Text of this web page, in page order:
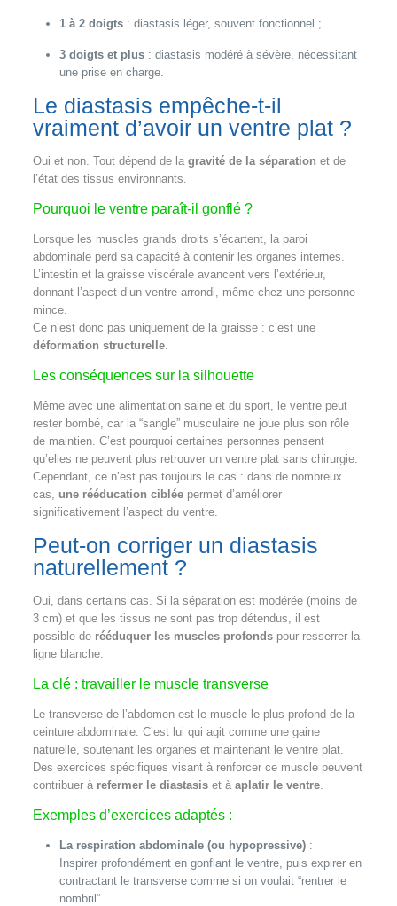
1 à 2 doigts: diastasis léger, souvent fonctionnel ;
3 doigts et plus: diastasis modéré à sévère, nécessitant
une prise en charge.
Le diastasis empêche-t-il
vraiment d’avoir un ventre plat ?
Oui et non. Tout dépend de la gravité de la séparation et de
l’état des tissus environnants.
Pourquoi le ventre paraît-il gonflé ?
Lorsque les muscles grands droits s’écartent, la paroi
abdominale perd sa capacité à contenir les organes internes.
L’intestin et la graisse viscérale avancent vers l’extérieur,
donnant l’aspect d’un ventre arrondi, même chez une personne
mince.
Ce n’est donc pas uniquement de la graisse : c’est une
déformation structurelle.
Les conséquences sur la silhouette
Même avec une alimentation saine et du sport, le ventre peut
rester bombé, car la “sangle” musculaire ne joue plus son rôle
de maintien. C’est pourquoi certaines personnes pensent
qu’elles ne peuvent plus retrouver un ventre plat sans chirurgie.
Cependant, ce n’est pas toujours le cas : dans de nombreux
cas, une rééducation cibléepermet d’améliorer
significativement l’aspect du ventre.
Peut-on corriger un diastasis
naturellement ?
Oui, dans certains cas. Si la séparation est modérée (moins de
3 cm) et que les tissus ne sont pas trop détendus, il est
possible de rééduquer les muscles profondspour resserrer la
ligne blanche.
La clé : travailler le muscle transverse
Le transverse de l’abdomen est le muscle le plus profond de la
ceinture abdominale. C’est lui qui agit comme une gaine
naturelle, soutenant les organes et maintenant le ventre plat.
Des exercices spécifiques visant à renforcer ce muscle peuvent
contribuer à refermer le diastasiset à aplatir le ventre.
Exemples d’exercices adaptés :
La respiration abdominale (ou hypopressive):
Inspirer profondément en gonflant le ventre, puis expirer en
contractant le transverse comme si on voulait “rentrer le
nombril”.